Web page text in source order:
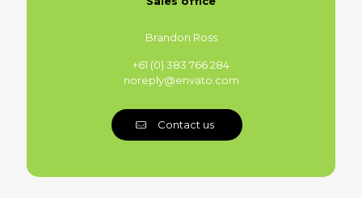
Brandon Ross
+61 (0) 383 766 284
noreply@envato.com
Contact us